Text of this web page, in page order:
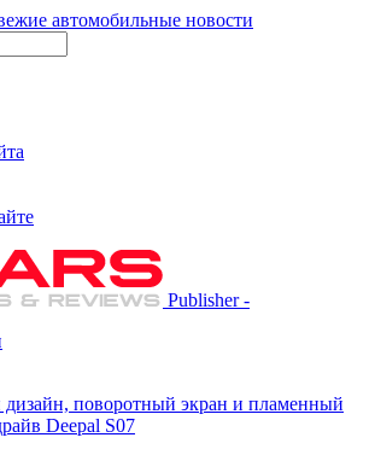
Publisher -
дизайн, поворотный экран и пламенный
Deepal S07